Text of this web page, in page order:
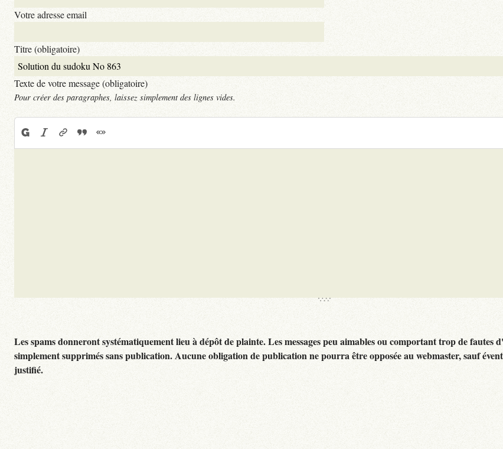
Votre adresse email
Titre (obligatoire)
Texte de votre message (obligatoire)
Pour créer des paragraphes, laissez simplement des lignes vides.
Les spams donneront systématiquement lieu à dépôt de plainte. Les messages peu aimables ou comportant trop de
simplement supprimés sans publication. Aucune obligation de publication ne pourra être opposée au webmaster, sauf
justifié.